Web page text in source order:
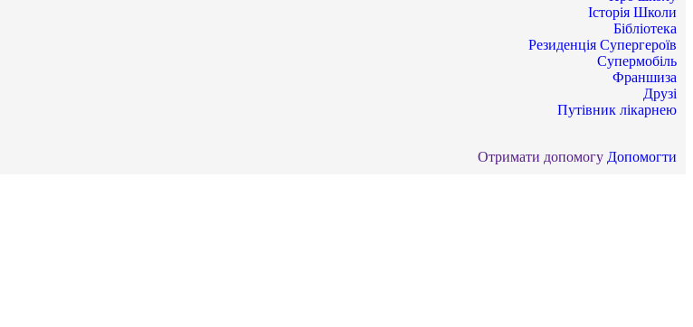
Історія Школи
Бібліотека
Резиденція Супергероїв
Супермобіль
Франшиза
Друзі
Путівник лікарнею
Отримати допомогу Допомогти